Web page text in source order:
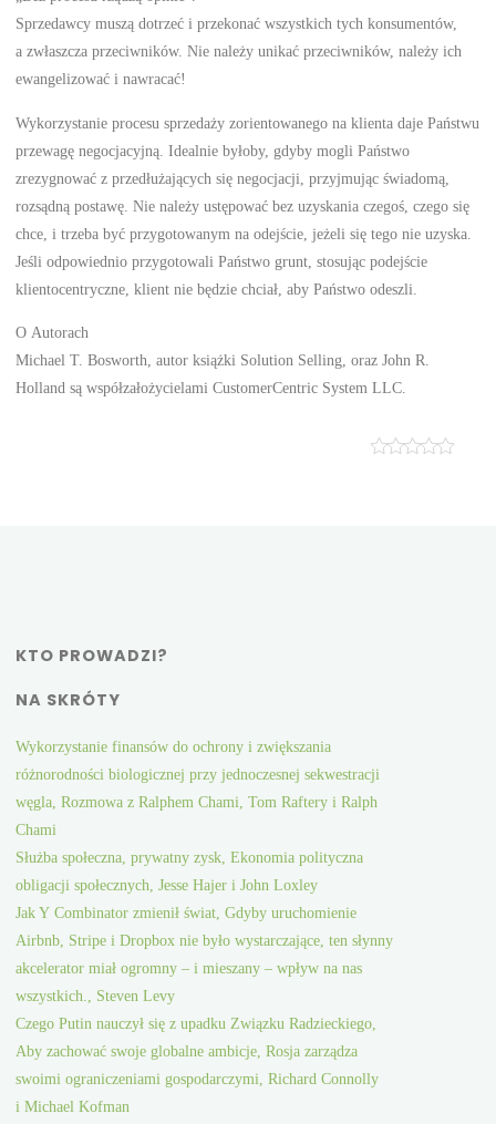
Sprzedawcy muszą dotrzeć i przekonać wszystkich tych konsumentów,
a zwłaszcza przeciwników. Nie należy unikać przeciwników, należy ich
ewangelizować i nawracać!
Wykorzystanie procesu sprzedaży zorientowanego na klienta daje Państwu
przewagę negocjacyjną. Idealnie byłoby, gdyby mogli Państwo
zrezygnować z przedłużających się negocjacji, przyjmując świadomą,
rozsądną postawę. Nie należy ustępować bez uzyskania czegoś, czego się
chce, i trzeba być przygotowanym na odejście, jeżeli się tego nie uzyska.
Jeśli odpowiednio przygotowali Państwo grunt, stosując podejście
klientocentryczne, klient nie będzie chciał, aby Państwo odeszli.
O Autorach
Michael T. Bosworth, autor książki Solution Selling, oraz John R.
Holland są współzałożycielami CustomerCentric System LLC.
KTO PROWADZI?
NA SKRÓTY
Wykorzystanie finansów do ochrony i zwiększania
różnorodności biologicznej przy jednoczesnej sekwestracji
węgla, Rozmowa z Ralphem Chami, Tom Raftery i Ralph
Chami
Służba społeczna, prywatny zysk, Ekonomia polityczna
obligacji społecznych, Jesse Hajer i John Loxley
Jak Y Combinator zmienił świat, Gdyby uruchomienie
Airbnb, Stripe i Dropbox nie było wystarczające, ten słynny
akcelerator miał ogromny – i mieszany – wpływ na nas
wszystkich., Steven Levy
Czego Putin nauczył się z upadku Związku Radzieckiego,
Aby zachować swoje globalne ambicje, Rosja zarządza
swoimi ograniczeniami gospodarczymi, Richard Connolly
i Michael Kofman